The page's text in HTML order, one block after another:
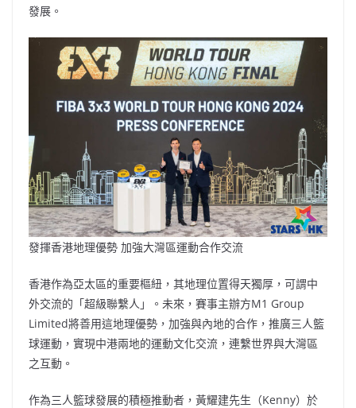
發展。
發揮香港地理優勢 加強大灣區運動合作交流
香港作為亞太區的重要樞紐，其地理位置得天獨厚，可謂中
外交流的「超級聯繫人」。未來，賽事主辦方M1 Group
Limited將善用這地理優勢，加強與內地的合作，推廣三人籃
球運動，實現中港兩地的運動文化交流，連繫世界與大灣區
之互動。
作為三人籃球發展的積極推動者，黃耀建先生（Kenny）於